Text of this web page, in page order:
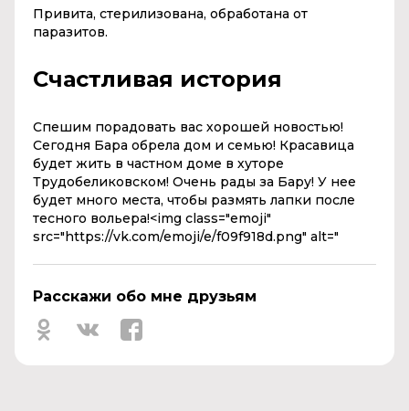
Привита, стерилизована, обработана от
паразитов.
Счастливая история
Спешим порадовать вас хорошей новостью!
Сегодня Бара обрела дом и семью! Красавица
будет жить в частном доме в хуторе
Трудобеликовском! Очень рады за Бару! У нее
будет много места, чтобы размять лапки после
тесного вольера!<img class="emoji"
src="https://vk.com/emoji/e/f09f918d.png" alt="
Расскажи обо мне друзьям